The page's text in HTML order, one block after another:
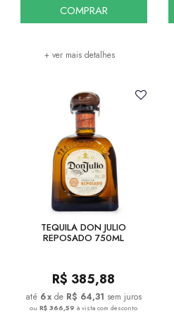
+ ver mais detalhes
COMPRAR
TEQUILA DON JULIO
REPOSADO 750ML
R$ 385,88
6x de R$ 64,31 sem juros
ouR$ 366,59à vista com desconto